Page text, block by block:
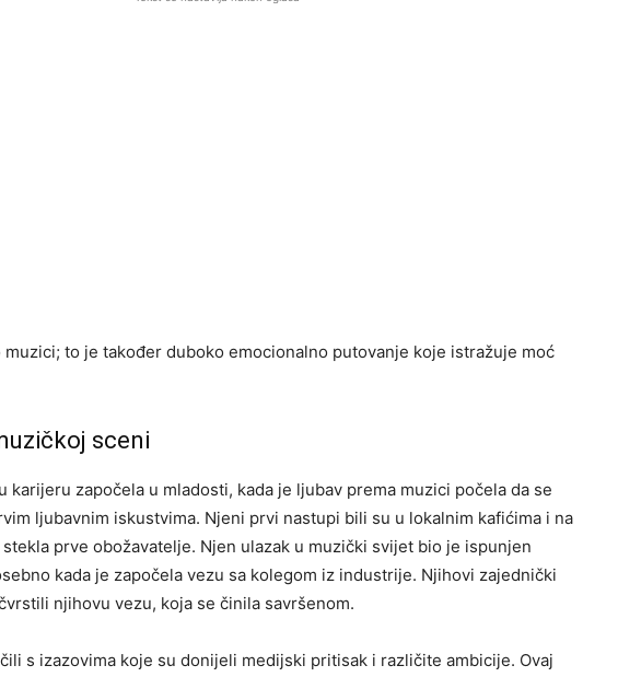
muzici; to je također duboko emocionalno putovanje koje istražuje moć
sceni
karijeru započela u mladosti, kada je ljubav prema muzici počela da se
ljubavnim iskustvima. Njeni prvi nastupi bili su u lokalnim kafićima i na
prve obožavatelje. Njen ulazak u muzički svijet bio je ispunjen
kada je započela vezu sa kolegom iz industrije. Njihovi zajednički
njihovu vezu, koja se činila savršenom.
s izazovima koje su donijeli medijski pritisak i različite ambicije. Ovaj